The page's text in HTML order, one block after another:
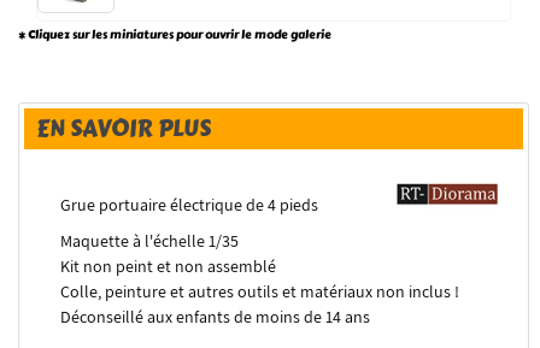
* Cliquez sur les miniatures pour ouvrir le mode galerie
EN SAVOIR PLUS
Grue portuaire électrique de 4 pieds
Maquette à l'échelle 1/35
Kit non peint et non assemblé
Colle, peinture et autres outils et matériaux non inclus !
Déconseillé aux enfants de moins de 14 ans